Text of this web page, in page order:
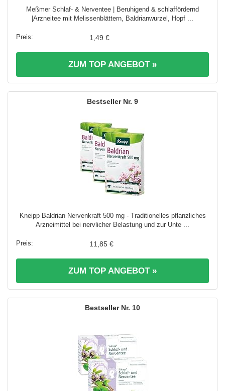
Meßmer Schlaf‑ & Nerventee | Beruhigend & schlaffördernd
|Arzneitee mit Melissenblättern, Baldrianwurzel, Hopf ...
1,49 €
ZUM TOP ANGEBOT »
9
Kneipp Baldrian Nervenkraft 500 mg - Traditionelles pflanzliches
Arzneimittel bei nervlicher Belastung und zur Unte ...
11,85 €
ZUM TOP ANGEBOT »
10